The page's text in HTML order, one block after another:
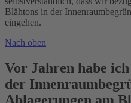
Blähtons in der
eingehen.
Nach oben
Vor Jahren habe
der
Ablagerungen am